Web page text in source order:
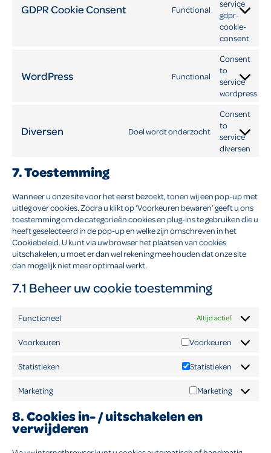
GDPR Cookie Consent Functional
service
gdpr-
cookie-
consent
WordPress Functional
Consent
to
service
wordpress
Diversen Doel wordt onderzocht
Consent
to
service
diversen
7. Toestemming
Wanneer u onze site voor het eerst bezoekt, tonen wij een pop-up met
uitleg over cookies. Zodra u klikt op ‘Voorkeuren bewaren’ geeft u ons
toestemming om de categorieën cookies en plug-ins te gebruiken die u
heeft geselecteerd in de pop-up en welke zijn omschreven in het
Cookiebeleid. U kunt via uw browser het plaatsen van cookies
uitschakelen, u moet er dan wel rekening mee houden dat onze site
dan mogelijk niet meer optimaal werkt.
7.1 Beheer uw cookie toestemming
Functioneel Altijd actief
Voorkeuren Voorkeuren
Statistieken Statistieken
Marketing Marketing
8. Cookies in- / uitschakelen en
verwijderen